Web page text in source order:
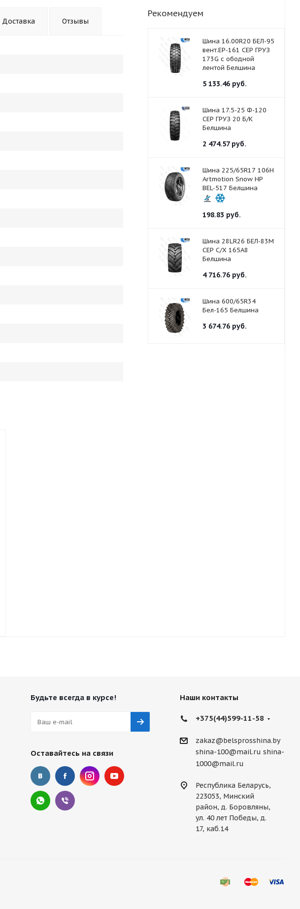
Доставка Отзывы
Рекомендуем
Шина 16.00R20 БЕЛ-95
вент.ЕР-161 СЕР ГРУЗ
173G с ободной
лентой Белшина
5 133.46 руб.
Шина 17.5-25 Ф-120
СЕР ГРУЗ 20 Б/К
Белшина
2 474.57руб.
Шина 225/65R17 106H
Artmotion Snow HP
BEL-517 Белшина
198.83 руб.
Шина 28LR26 БЕЛ-83М
СЕР С/Х 165A8
Белшина
4 716.76 руб.
Шина 600/65R34
Бел-165 Белшина
3 674.76 руб.
Будьте всегда в курсе!
Оставайтесь на связи
Наши контакты
+375(44)599-11-58
zakaz@belsprosshina.by
shina-100@mail.ru shina-
1000@mail.ru
Республика Беларусь,
223053, Минский
район, д. Боровляны,
ул. 40 лет Победы, д.
17, каб.14